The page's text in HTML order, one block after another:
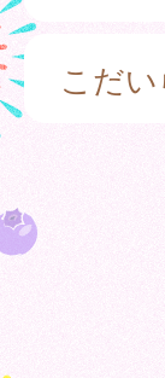
こだ